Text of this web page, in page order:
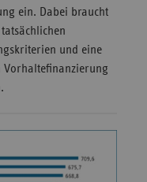
ein. Dabei braucht
und eine
Vorhaltefinanzierung